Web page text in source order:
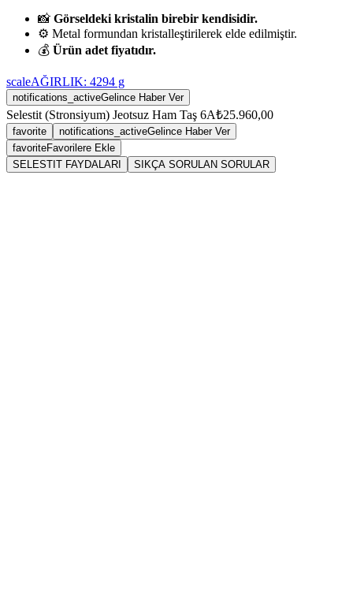
📸 Görseldeki kristalin birebir kendisidir.
⚙️ Metal formundan kristalleştirilerek elde edilmiştir.
💰 Ürün adet fiyatıdır.
scaleAĞIRLIK: 4294 g
notifications_activeGelince Haber Ver
Selestit (Stronsiyum) Jeotsuz Ham Taş 6A₺25.960,00
favorite notifications_activeGelince Haber Ver
favoriteFavorilere Ekle
SELESTIT FAYDALARI
SIKÇA SORULAN SORULAR